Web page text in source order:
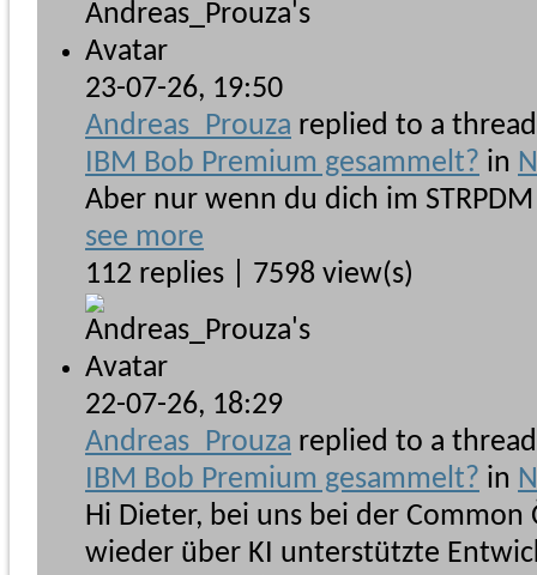
23-07-26, 19:50
Andreas_Prouza replied to a
IBM Bob Premium gesammelt? in
Aber nur wenn du dich im
see more
112 replies | 7598 view(s)
22-07-26, 18:29
Andreas_Prouza replied to a
IBM Bob Premium gesammelt? in
Hi Dieter, bei uns bei der
wieder über KI unterstützte